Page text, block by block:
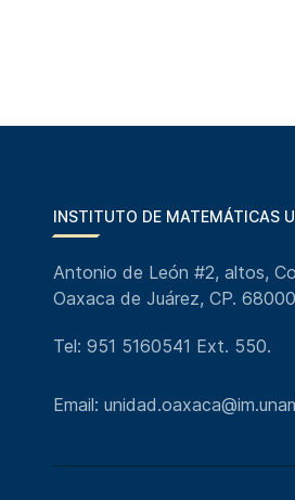
INSTITUTO DE MATEMÁTICAS
Antonio de León #2, altos,
Oaxaca de Juárez, CP. 68000
Tel: 951 5160541 Ext. 550.
Email: